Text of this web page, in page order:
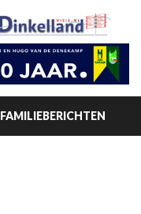
FAMILIEBERICHTEN